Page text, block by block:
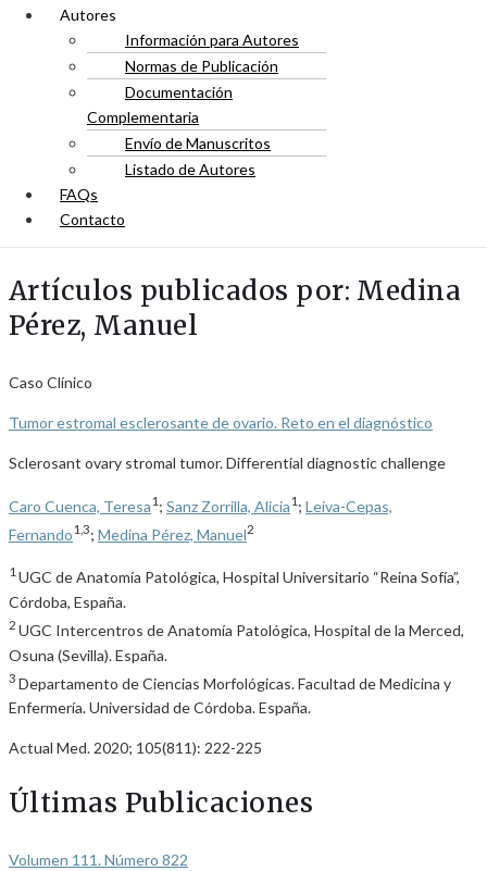
Autores
Información para Autores
Normas de Publicación
Documentación
Complementaria
Envío de Manuscritos
Listado de Autores
FAQs
Contacto
Artículos publicados por: Medina
Pérez, Manuel
Caso Clínico
Tumor estromal esclerosante de ovario. Reto en el diagnóstico
Sclerosant ovary stromal tumor. Differential diagnostic challenge
Caro Cuenca, Teresa1 ; Sanz Zorrilla, Alicia1 ; Leiva-Cepas,
Fernando1,3; Medina Pérez, Manuel2
1 UGC de Anatomía Patológica, Hospital Universitario “Reina Sofía”,
Córdoba, España.
2 UGC Intercentros de Anatomía Patológica, Hospital de la Merced,
Osuna (Sevilla). España.
3 Departamento de Ciencias Morfológicas. Facultad de Medicina y
Enfermería. Universidad de Córdoba. España.
Actual Med. 2020; 105(811): 222-225
Últimas Publicaciones
Volumen 111. Número 822